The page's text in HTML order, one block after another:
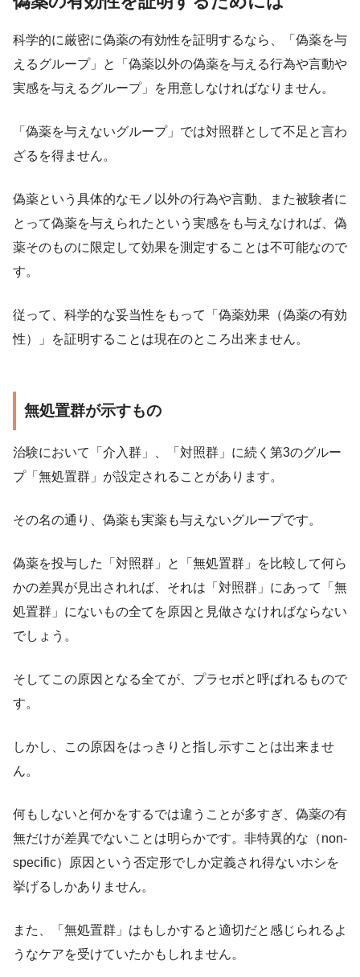
科学的に厳密に偽薬の有効性を証明するなら、「偽薬を与
えるグループ」と「偽薬以外の偽薬を与える行為や言動や
実感を与えるグループ」を用意しなければなりません。
「偽薬を与えないグループ」では対照群として不足と言わ
ざるを得ません。
偽薬という具体的なモノ以外の行為や言動、また被験者に
とって偽薬を与えられたという実感をも与えなければ、偽
薬そのものに限定して効果を測定することは不可能なので
す。
従って、科学的な妥当性をもって「偽薬効果（偽薬の有効
性）」を証明することは現在のところ出来ません。
無処置群が示すもの
治験において「介入群」、「対照群」に続く第3のグルー
プ「無処置群」が設定されることがあります。
その名の通り、偽薬も実薬も与えないグループです。
偽薬を投与した「対照群」と「無処置群」を比較して何ら
かの差異が見出されれば、それは「対照群」にあって「無
処置群」にないもの全てを原因と見做さなければならない
でしょう。
そしてこの原因となる全てが、プラセボと呼ばれるもので
す。
しかし、この原因をはっきりと指し示すことは出来ませ
ん。
何もしないと何かをするでは違うことが多すぎ、偽薬の有
無だけが差異でないことは明らかです。非特異的な（non-
specific）原因という否定形でしか定義され得ないホシを
挙げるしかありません。
また、「無処置群」はもしかすると適切だと感じられるよ
うなケアを受けていたかもしれません。